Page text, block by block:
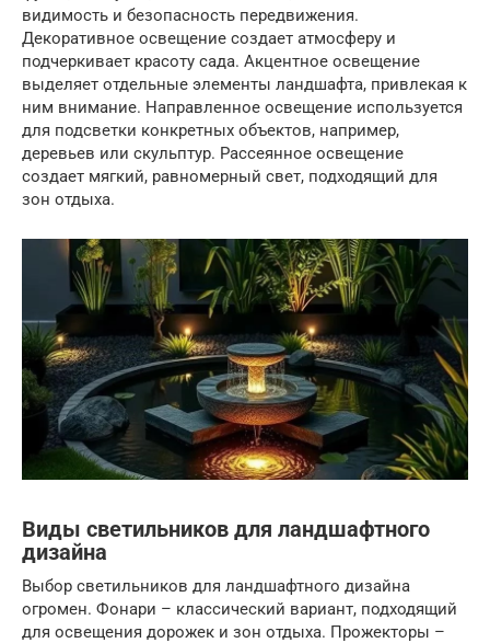
видимость и безопасность передвижения.
Декоративное освещение создает атмосферу и
подчеркивает красоту сада. Акцентное освещение
выделяет отдельные элементы ландшафта, привлекая к
ним внимание. Направленное освещение используется
для подсветки конкретных объектов, например,
деревьев или скульптур. Рассеянное освещение
создает мягкий, равномерный свет, подходящий для
зон отдыха.
Виды светильников для ландшафтного
дизайна
Выбор светильников для ландшафтного дизайна
огромен. Фонари – классический вариант, подходящий
для освещения дорожек и зон отдыха. Прожекторы –